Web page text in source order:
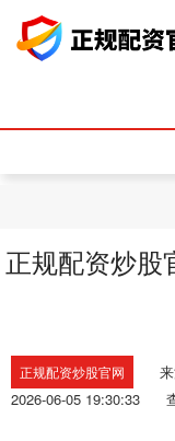
正规配资炒股
正规配资炒股官网
2026-06-05 19:30:33